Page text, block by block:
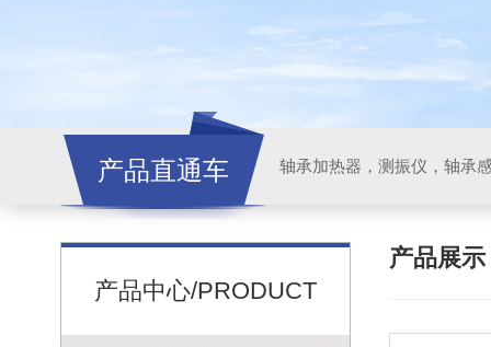
产品直通车 轴承加热器，测振仪，轴承
产品中心/PRODUCT
产品展示